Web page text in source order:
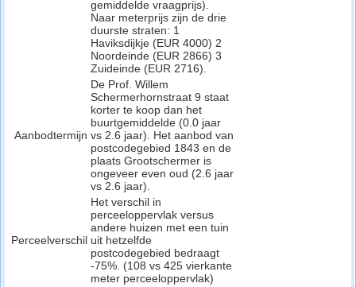
gemiddelde vraagprijs).
Naar meterprijs zijn de drie
duurste straten: 1
Haviksdijkje (EUR 4000) 2
Noordeinde (EUR 2866) 3
Zuideinde (EUR 2716).
Aanbodtermijn
De Prof. Willem
Schermerhornstraat 9 staat
korter te koop dan het
buurtgemiddelde (0.0 jaar
vs 2.6 jaar). Het aanbod van
postcodegebied 1843 en de
plaats Grootschermer is
ongeveer even oud (2.6 jaar
vs 2.6 jaar).
Perceelverschil
Het verschil in
perceeloppervlak versus
andere huizen met een tuin
uit hetzelfde
postcodegebied bedraagt
-75%. (108 vs 425 vierkante
meter perceeloppervlak)